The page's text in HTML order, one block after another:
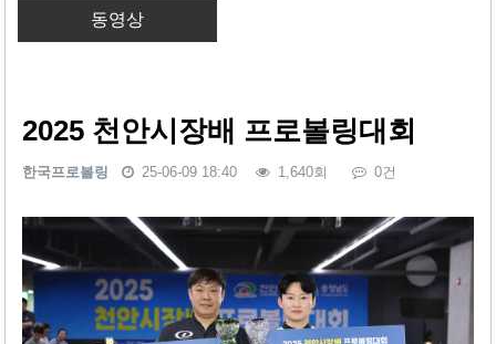
동영상
2025 천안시장배 프로볼링대회
한국프로볼링 25-06-09 18:40 1,640회 0건
본문